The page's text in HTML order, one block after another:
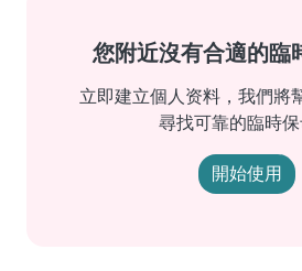
您附近沒有合適的臨
立即建立個人资料，我們將
尋找可靠的臨時保
開始使用